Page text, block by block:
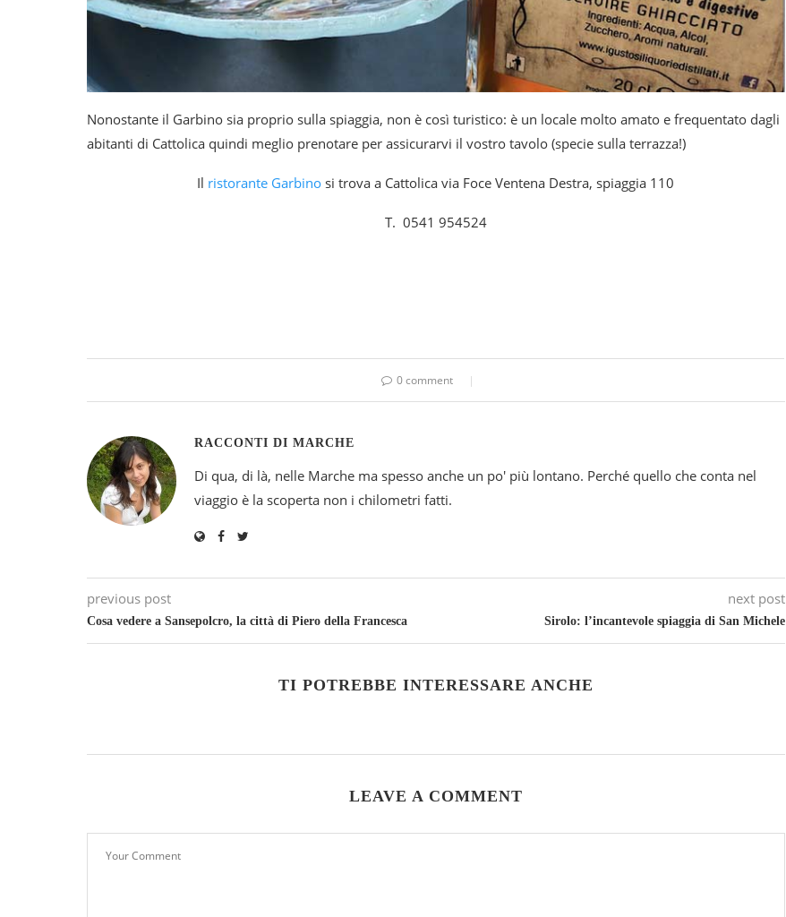
Nonostante il Garbino sia proprio sulla spiaggia, non è così turistico: è un locale molto amato e frequentato dagli
abitanti di Cattolica quindi meglio prenotare per assicurarvi il vostro tavolo (specie sulla terrazza!)
Il ristorante Garbino si trova a Cattolica via Foce Ventena Destra, spiaggia 110
T. 0541 954524
0 comment
RACCONTI DI MARCHE
Di qua, di là, nelle Marche ma spesso anche un po' più lontano. Perché quello che conta nel
viaggio è la scoperta non i chilometri fatti.
previous post
Cosa vedere a Sansepolcro, la città di Piero della Francesca
next post
Sirolo: l’incantevole spiaggia di San Michele
TI POTREBBE INTERESSARE ANCHE
LEAVE A COMMENT